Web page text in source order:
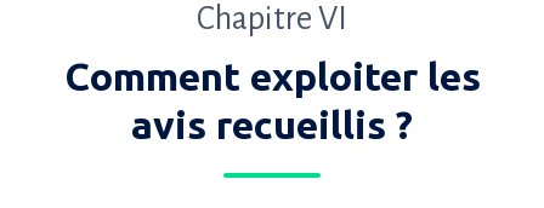
Chapitre VI
Comment exploiter les
avis recueillis ?